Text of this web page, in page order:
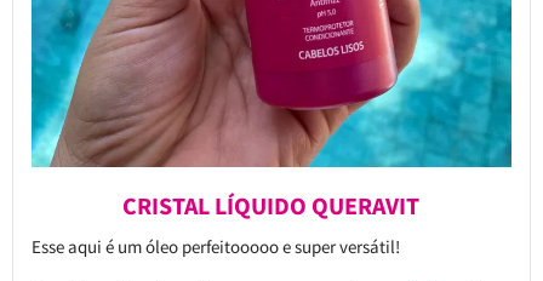
CRISTAL LÍQUIDO QUERAVIT
Esse aqui é um óleo perfeitooooo e super versátil!